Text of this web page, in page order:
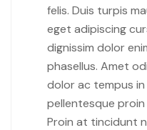
felis. Duis turpis
eget adipiscing
dignissim dolor
phasellus. Amet
dolor ac tempus
pellentesque
Proin at tincidunt